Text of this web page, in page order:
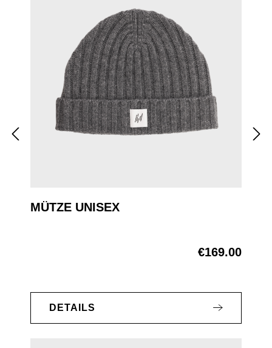
MÜTZE UNISEX
€169.00
DETAILS